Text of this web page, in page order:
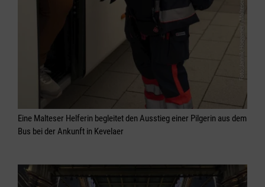
Eine Malteser Helferin begleitet den Ausstieg einer Pilgerin aus dem
Bus bei der Ankunft in Kevelaer